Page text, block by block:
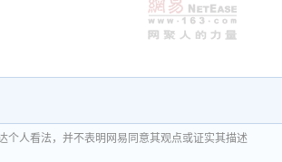
个人看法，并不表明网易同意其观点或证实其描述